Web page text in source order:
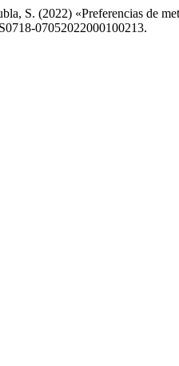
S. (2022) «Preferencias de
07052022000100213.